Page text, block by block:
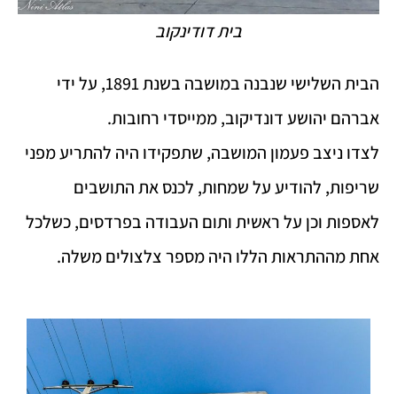
בית דודינקוב
הבית השלישי שנבנה במושבה בשנת 1891, על ידי
אברהם יהושע דונדיקוב, ממייסדי רחובות.
לצדו ניצב פעמון המושבה, שתפקידו היה להתריע מפני
שריפות, להודיע על שמחות, לכנס את התושבים
לאספות וכן על ראשית ותום העבודה בפרדסים, כשלכל
אחת מההתראות הללו היה מספר צלצולים משלה.